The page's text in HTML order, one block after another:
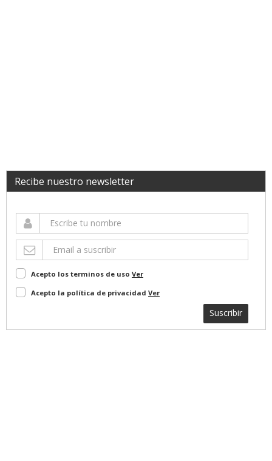
Recibe nuestro newsletter
Acepto los terminos de uso Ver
Acepto la política de privacidad Ver
Suscribir